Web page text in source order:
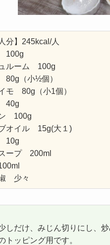
分】245kcal/人
100g
ュルーム 100g
80g（小½個）
モ 80g（小1個）
40g
ン 100g
ブオイル 15g(大１)
10g
ープ 200ml
椒 少々
しだけ、みじん切りにし、
トッピング用です。